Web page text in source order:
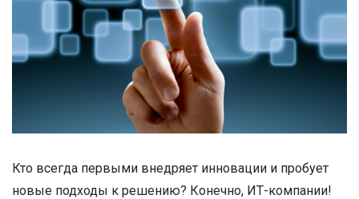
Кто всегда первыми внедряет инновации и пробует
новые подходы к решению? Конечно, ИТ-компании!